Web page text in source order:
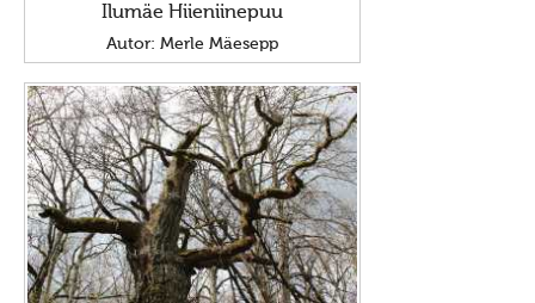
Ilumäe Hiieniinepuu
Autor: Merle Mäesepp